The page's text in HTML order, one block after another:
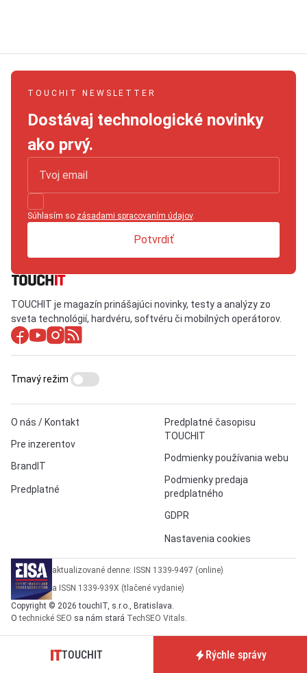
TOUCHIT NEWSLETTER
Dostávaj technologické novinky
ako prvý.
Súhlasím so zásadami spracovaním údajov.
Potvrdiť
TOUCHIT je magazín prinášajúci novinky, testy a analýzy zo
sveta technológií, hardvéru, softvéru či mobilných operátorov.
O nás / Kontakt
Pre inzerentov
BrandIT
Predplatné
Predplatné časopisu
TOUCHIT
Podmienky používania webu
Podmienky predaja
predplatného
GDPR
Nastavenia cookies
Tmavý režim
aktualizované denne: ISSN 1339-9497 (online)
a ISSN 1339-939X (tlačené vydanie)
Copyright © 2026 touchIT, s.r.o., Bratislava.
Otechnické SEO sa nám stará TechSEO Vitals
TOUCHIT Rýchle správy